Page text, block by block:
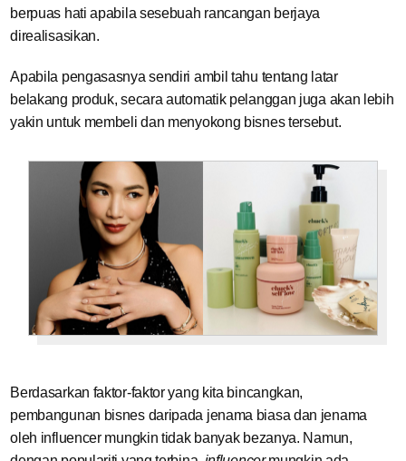
berpuas hati apabila sesebuah rancangan berjaya
direalisasikan.
Apabila pengasasnya sendiri ambil tahu tentang latar
belakang produk, secara automatik pelanggan juga akan lebih
yakin untuk membeli dan menyokong bisnes tersebut.
Berdasarkan faktor-faktor yang kita bincangkan,
pembangunan bisnes daripada jenama biasa dan jenama
oleh influencer mungkin tidak banyak bezanya. Namun,